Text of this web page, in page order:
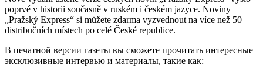
poprvé v historii současně v ruském i českém jazyce. Noviny
„Pražský Express“ si můžete zdarma vyzvednout na více než 50
distribučních místech po celé České republice.
В печатной версии газеты вы сможете прочитать интересные
эксклюзивные интервью и материалы, такие как: